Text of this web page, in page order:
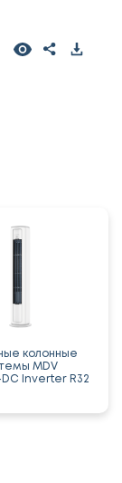
колонные
MDV
DC Inverter R32